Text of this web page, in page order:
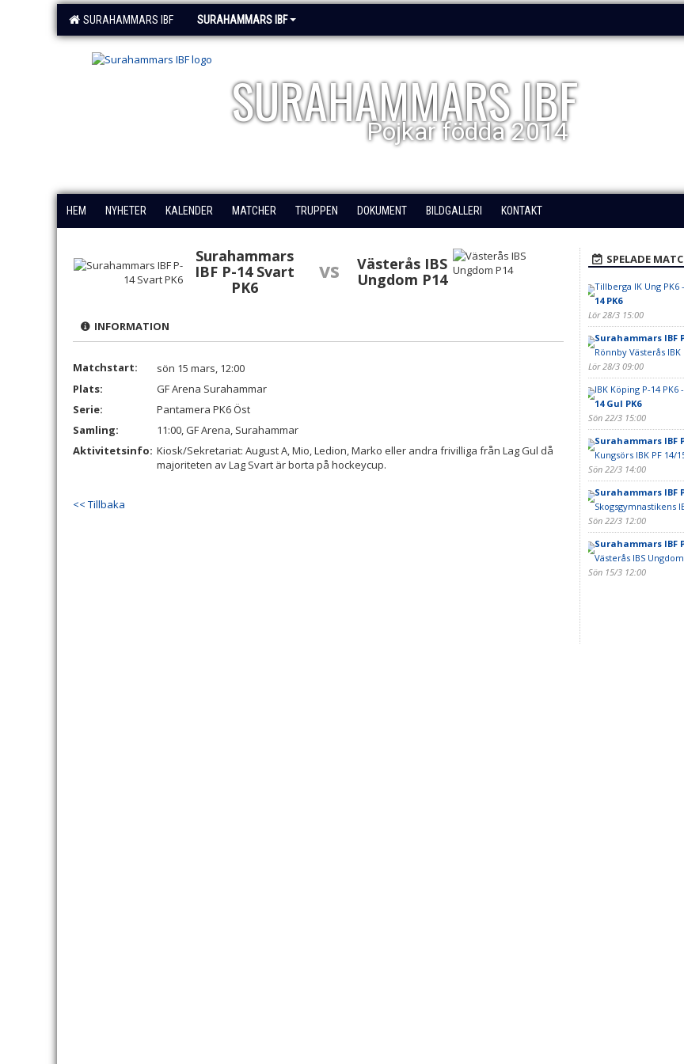
SURAHAMMARS IBF SURAHAMMARS IBF
SURAHAMMARS IBF
Pojkar födda 2014
HEM NYHETER KALENDER MATCHER TRUPPEN DOKUMENT BILDGALLERI KONTAKT
Surahammars
IBF P-14 Svart
PK6
vs
Västerås IBS
Ungdom P14
INFORMATION
Matchstart:
sön 15 mars, 12:00
Plats:
GF Arena Surahammar
Serie:
Pantamera PK6 Öst
Samling:
11:00, GF Arena, Surahammar
Aktivitetsinfo: Kiosk/Sekretariat: August A, Mio, Ledion, Marko eller andra frivilliga från Lag Gul då
majoriteten av Lag Svart är borta på hockeycup.
<< Tillbaka
SPELADE
Tillberga IK Ung PK6 -
14 PK6
Lör 28/3 15:00
Surahammars IBF
Rönnby Västerås IBK
Lör 28/3 09:00
IBK Köping P-14 PK6 -
14 Gul PK6
Sön 22/3 15:00
Surahammars IBF
Kungsörs IBK PF 14/
Sön 22/3 14:00
Surahammars IBF
Skogsgymnastikens
Sön 22/3 12:00
Surahammars IBF
Västerås IBS
Sön 15/3 12:00